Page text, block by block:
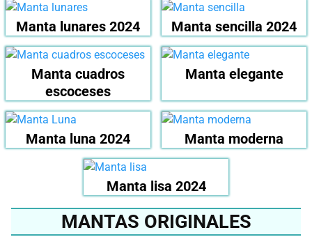
Manta lunares 2024 Manta sencilla 2024
Manta cuadros
escoceses
Manta elegante
Manta luna 2024 Manta moderna
Manta lisa 2024
MANTAS ORIGINALES